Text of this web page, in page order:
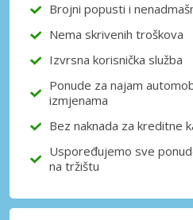
Brojni popusti i
Nema skrivenih troškova
Izvrsna korisnička služba
Ponude za najam
izmjenama
Bez naknada za kreditne
Uspoređujemo sve
na tržištu